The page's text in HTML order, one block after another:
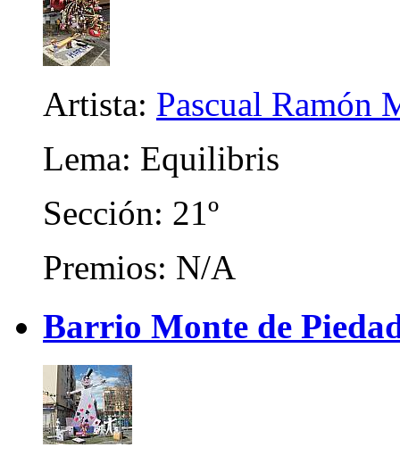
Artista: Pascual Ramón
Lema: Equilibris
Sección: 21º
Premios: N/A
Barrio Monte de